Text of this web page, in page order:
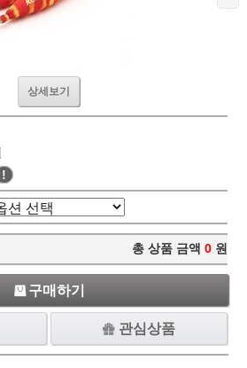
상세보기
!
총 상품 금액 0 원
구매하기
관심상품